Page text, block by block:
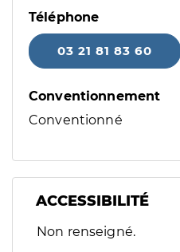
Téléphone
03 21 81 83 60
Conventionnement
Conventionné
ACCESSIBILITÉ
Filtres
Sélectionnez un ou
Non renseigné.